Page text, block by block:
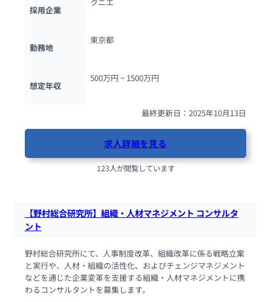
採用企業
勤務地
東京都
想定年収
500万円 ~ 1500万円
最終更新日：2025年10月13日
求人詳細を見る
123人が閲覧しています
【野村総合研究所】組織・人材マネジメント コンサルタ
ント
野村総合研究所にて、人事制度改革、組織改革に係る戦略立案
と実行や、人材・組織の活性化、およびチェンジマネジメント
などを通じた企業変革を支援する組織・人材マネジメントに携
わるコンサルタントを募集します。